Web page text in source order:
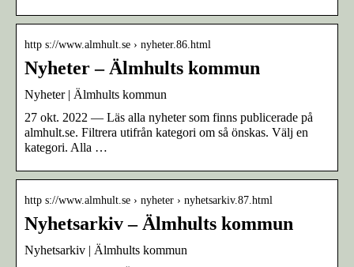
http s://www.almhult.se › nyheter.86.html
Nyheter – Älmhults kommun
Nyheter | Älmhults kommun
27 okt. 2022 — Läs alla nyheter som finns publicerade på
almhult.se. Filtrera utifrån kategori om så önskas. Välj en
kategori. Alla …
http s://www.almhult.se › nyheter › nyhetsarkiv.87.html
Nyhetsarkiv – Älmhults kommun
Nyhetsarkiv | Älmhults kommun